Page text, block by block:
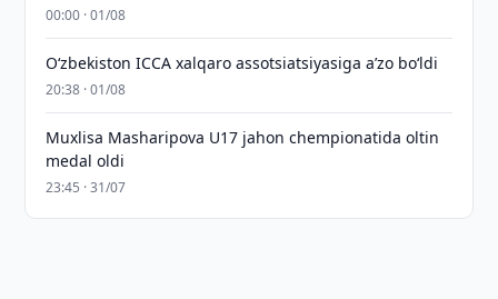
00:00 · 01/08
O‘zbekiston ICCA xalqaro assotsiatsiyasiga aʼzo bo‘ldi
20:38 · 01/08
Muxlisa Masharipova U17 jahon chempionatida oltin
medal oldi
23:45 · 31/07